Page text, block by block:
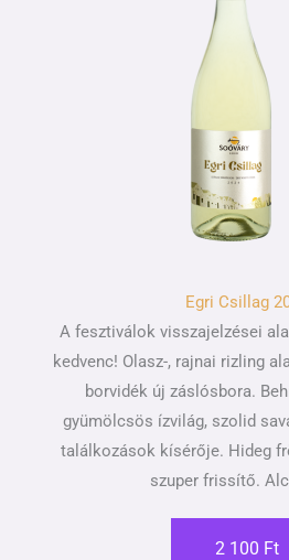
Egri Csillag
A fesztiválok visszajelzései
kedvenc! Olasz-, rajnai rizling
borvidék új záslósbora.
gyümölcsös ízvilág, szolid
találkozások kísérője. Hideg
szuper frissítő.
2 100 Ft